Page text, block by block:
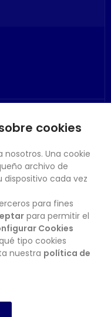
cookies
Una cookie
archivo de
cada vez
para fines
para permitir el
Cookies
tipo cookies
nuestra política de